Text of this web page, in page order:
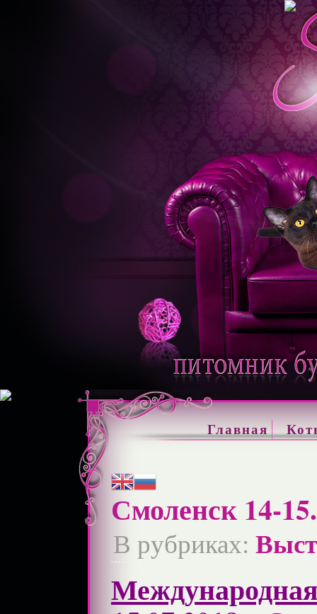
Главная
Смоленск 14-
В рубриках: